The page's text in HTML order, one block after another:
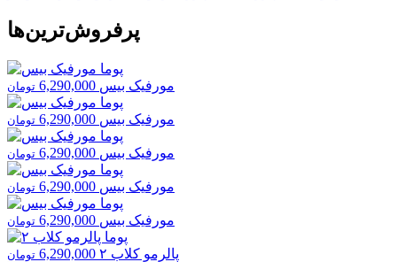
پرفروش‌ترین‌ها
مورفیک بیس 6,290,000 تومان
مورفیک بیس 6,290,000 تومان
مورفیک بیس 6,290,000 تومان
مورفیک بیس 6,290,000 تومان
مورفیک بیس 6,290,000 تومان
پالرمو کلاب ٢ 6,290,000 تومان